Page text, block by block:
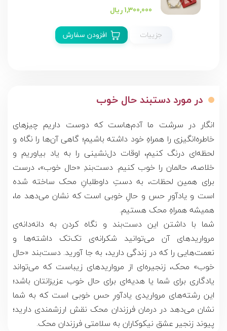
1,300,000 ریال
جزییات
افزودن سفارش
در مورد دستبند حال خوب
انگار در سرشت ما آدم‌ها‌ست که دوست‌ داریم چیزهای
خاطره‌انگیزی را همراهِ خود داشته باشیم؛ گاهی آن‌ها را نگاه و
لحظه‌ای درنگ کنیم، اوقات دل‌نشینی را به یاد بیاوریم و
خلاصه، حالمان را خوب کنیم. دست‌بندِ «حال خوب»، درست
برای همین لحظات، به دستِ داوطلبانِ محک ساخته شده
است و یادآورِ حس و حالِ خوبی است که نشان می‌دهد ما،
همیشه همراهِ محک هستیم.
شما با داشتن این دست‌بند و نگاه کردن به دانه‌دانه‌ی
مروارید‌های آن می‌توانید شکرانه‌ی تک‌تک داشته‌ها و
نعمت‌هایی را که در زندگی دارید، به جا آورید. دست‌بند «حال
خوب» محک، زنجیره‌ای از مرواریدهای زیباست که می‌تواند
یادگاری برای شما یا هدیه‌ای برای حال خوب عزیزانتان باشد؛
این رشته‌های مرواریدی یادآورِ حس خوبی است که به شما
نشان می‌دهد در درمان فرزندان محک نقش ارزشمندی دارید؛
پیوند زنجیر عشق نیکوکاران به سلامتی فرزندان محک.